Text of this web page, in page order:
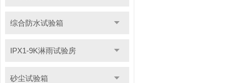
综合防水试验箱
IPX1-9K淋雨试验房
砂尘试验箱